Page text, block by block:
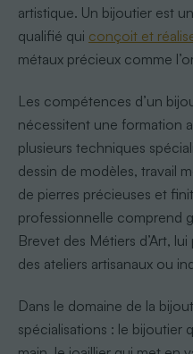
artistique. Un bijoutier est
qualifié qui conçoit et
métaux précieux comme
Les compétences d’un
nécessitent une formation
plusieurs techniques
dessin de modèles, travail
de pierres précieuses et
professionnelle comprend
Brevet des Métiers d’Art,
des ateliers artisanaux ou
Dans le domaine de la
spécialisations : le bijoutier